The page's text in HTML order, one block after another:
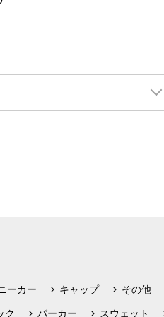
ーカー キャップ その他
ク パーカー スウェット